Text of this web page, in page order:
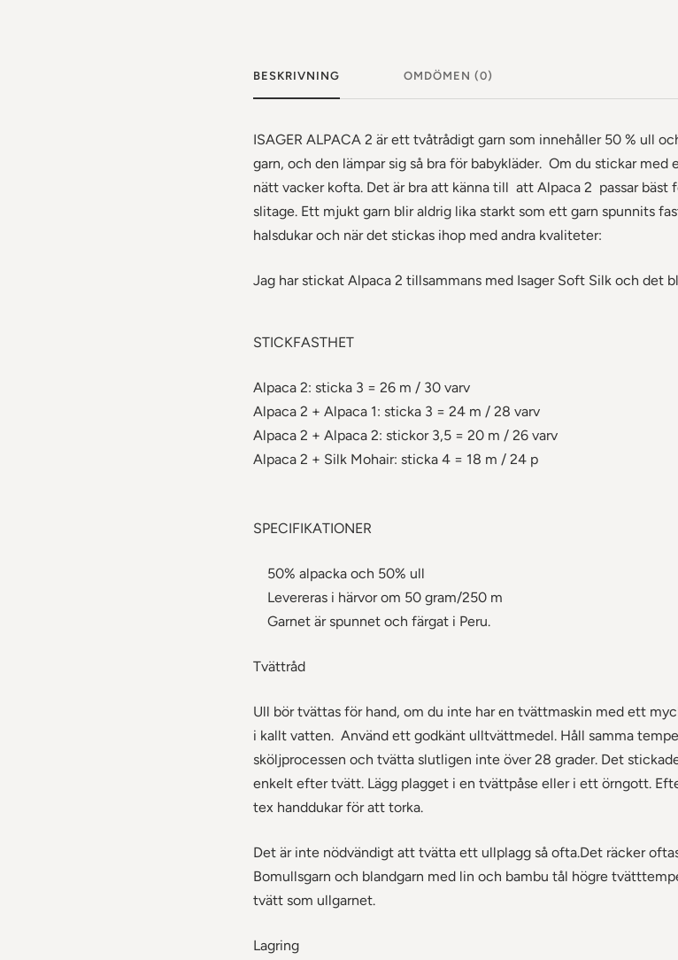
BESKRIVNING OMDÖMEN (0)
ISAGER ALPACA 2 är ett tvåtrådigt garn som innehåller 50 % ull
garn, och den lämpar sig så bra för babykläder. Om du stickar
nätt vacker kofta. Det är bra att känna till att Alpaca 2 passar bäst
slitage. Ett mjukt garn blir aldrig lika starkt som ett garn spunnits
halsdukar och när det stickas ihop med andra kvaliteter:
Jag har stickat Alpaca 2 tillsammans med Isager Soft Silk och det
STICKFASTHET
Alpaca 2: sticka 3 = 26 m / 30 varv
Alpaca 2 + Alpaca 1: sticka 3 = 24 m / 28 varv
Alpaca 2 + Alpaca 2: stickor 3,5 = 20 m / 26 varv
Alpaca 2 + Silk Mohair: sticka 4 = 18 m / 24 p
SPECIFIKATIONER
50% alpacka och 50% ull
Levereras i härvor om 50 gram/250 m
Garnet är spunnet och färgat i Peru.
Tvättråd
Ull bör tvättas för hand, om du inte har en tvättmaskin med ett
i kallt vatten. Använd ett godkänt ulltvättmedel. Håll samma
sköljprocessen och tvätta slutligen inte över 28 grader. Det
enkelt efter tvätt. Lägg plagget i en tvättpåse eller i ett örngott.
tex handdukar för att torka.
Det är inte nödvändigt att tvätta ett ullplagg så ofta.Det räcker
Bomullsgarn och blandgarn med lin och bambu tål högre
tvätt som ullgarnet.
Lagring